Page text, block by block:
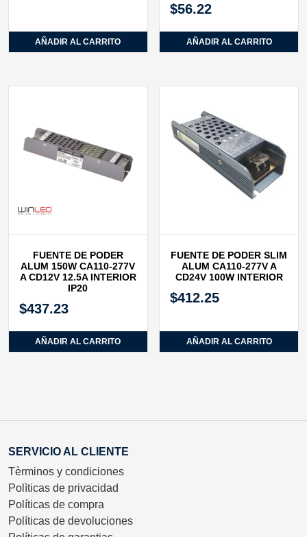
AÑADIR AL CARRITO
$56.22
AÑADIR AL CARRITO
FUENTE DE PODER
ALUM 150W CA110-277V
A CD12V 12.5A INTERIOR
IP20
$437.23
AÑADIR AL CARRITO
FUENTE DE PODER SLIM
ALUM CA110‐277V A
CD24V 100W INTERIOR
$412.25
AÑADIR AL CARRITO
SERVICIO AL CLIENTE
Tèrminos y condiciones
Polìticas de privacidad
Políticas de compra
Políticas de devoluciones